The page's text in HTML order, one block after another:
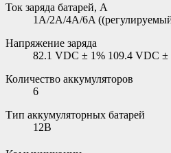
Ток заряда батарей, А
1A/2A/4A/6A
Напряжение заряда
82.1 VDC ± 1% 109.4 VDC ±
Количество аккумуляторов
6
Тип аккумуляторных батарей
12В